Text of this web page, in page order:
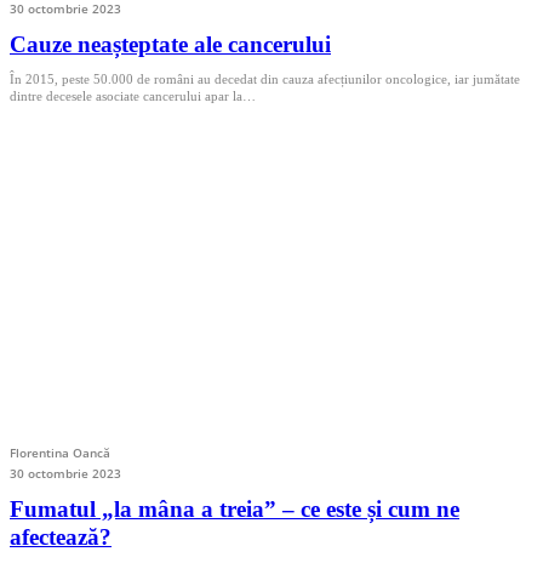
30 octombrie 2023
Cauze neașteptate ale cancerului
În 2015, peste 50.000 de români au decedat din cauza afecțiunilor oncologice, iar jumătate
dintre decesele asociate cancerului apar la…
Florentina Oancă
30 octombrie 2023
Fumatul „la mâna a treia” – ce este și cum ne
afectează?